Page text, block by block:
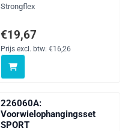
Merk:
Strongflex
Prijs: 19,67, exclusief btw:
€19,67
Prijs excl. btw: €16,26
226060A:
Voorwielophangingsset
SPORT